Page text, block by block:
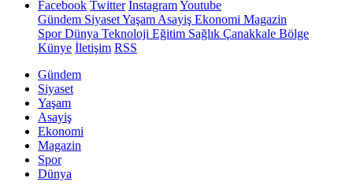
Facebook Twitter InstagramYoutube
Gündem SiyasetYaşam Asayiş Ekonomi Magazin
SporDünya Teknoloji Eğitim Sağlık Çanakkale Bölge
Künye İletişim RSS
Gündem
Siyaset
Yaşam
Asayiş
Ekonomi
Magazin
Spor
Dünya